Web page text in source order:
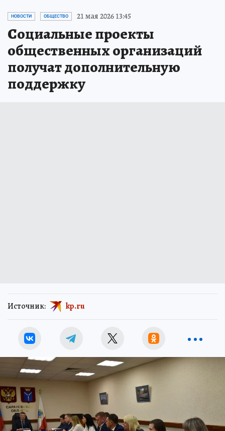
НОВОСТИ ОБЩЕСТВО 21 мая 2026 13:45
Социальные проекты
общественных организаций
получат дополнительную
поддержку
Источник: kp.ru